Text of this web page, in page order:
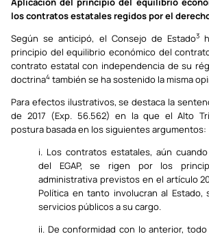
los contratos estatales regidos por el
Según se anticipó, el Consejo de Estado3
principio del equilibrio económico del
contrato estatal con independencia de su
doctrina4 también se ha sostenido la misma
Para efectos ilustrativos, se destaca la
de 2017 (Exp. 56.562) en la que el Alto
postura basada en los siguientes argumentos:
i. Los contratos estatales, aún
del EGAP, se rigen por los
administrativa previstos en el artículo
Política en tanto involucran al Estado,
servicios públicos a su cargo.
ii. De conformidad con lo anterior,